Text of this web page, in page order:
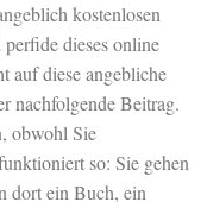
kostenlosen
dieses online
auf diese angebliche
nachfolgende Beitrag.
obwohl Sie
so: Sie gehen
dort ein Buch, ein